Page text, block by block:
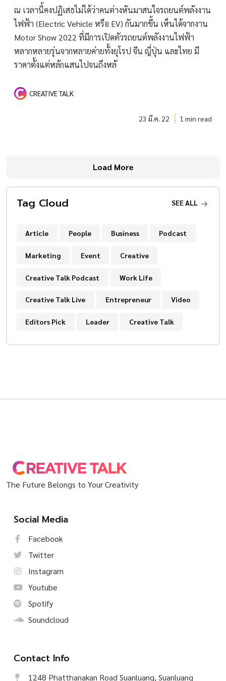
ณ เวลานี้คงปฏิเสธไม่ได้ว่าคนต่างหันมาสนใจรถยนต์พลังงาน
ไฟฟ้า (Electric Vehicle หรือ EV) กันมากขึ้น เห็นได้จากงาน
Motor Show 2022 ที่มีการเปิดตัวรถยนต์พลังงานไฟฟ้า
หลากหลายรุ่นจากหลายค่ายทั้งยุโรป จีน ญี่ปุ่น และไทย มี
ราคาตั้งแต่หลักแสนไปจนถึงหลั
CREATIVE TALK
23 มี.ค. 22 1 min read
Load More
Tag Cloud SEE ALL
Article People Business Podcast
Marketing Event Creative
Creative Talk Podcast Work Life
Creative Talk Live Entrepreneur Video
Editors Pick Leader Creative Talk
The Future Belongs to Your Creativity
Social Media
Facebook
Twitter
Instagram
Youtube
Spotify
Soundcloud
Contact Info
1248 Phatthanakan Road Suanluang, Suanluang